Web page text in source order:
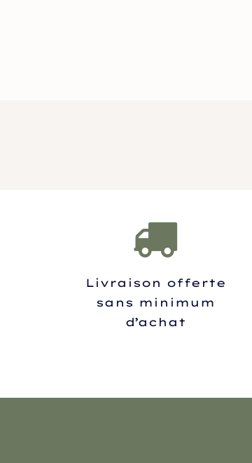
Livraison offerte
sans minimum
d’achat